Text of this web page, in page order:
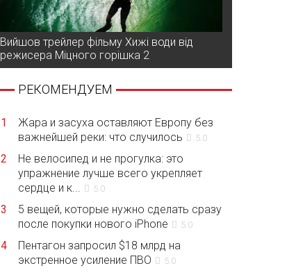
Вийшов трейлер фільму Хижі води від
режисера Міцного горішка 2
РЕКОМЕНДУЕМ
1
Жара и засуха оставляют Европу без
важнейшей реки: что случилось
5.0
2
Не велосипед и не прогулка: это
упражнение лучше всего укрепляет
сердце и к...
5.0
3
5 вещей, которые нужно сделать сразу
после покупки нового iPhone
5.0
4
Пентагон запросил $18 млрд на
экстренное усиление ПВО
5.0